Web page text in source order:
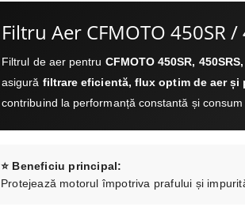
Filtru Aer CFMOTO 450SR
Filtrul de aer pentru CFMOTO 450SR,
asigură filtrare eficientă, flux optim de aer
contribuind la performanță constantă și consum
⭐ Beneficiu principal:
Protejează motorul împotriva prafului și